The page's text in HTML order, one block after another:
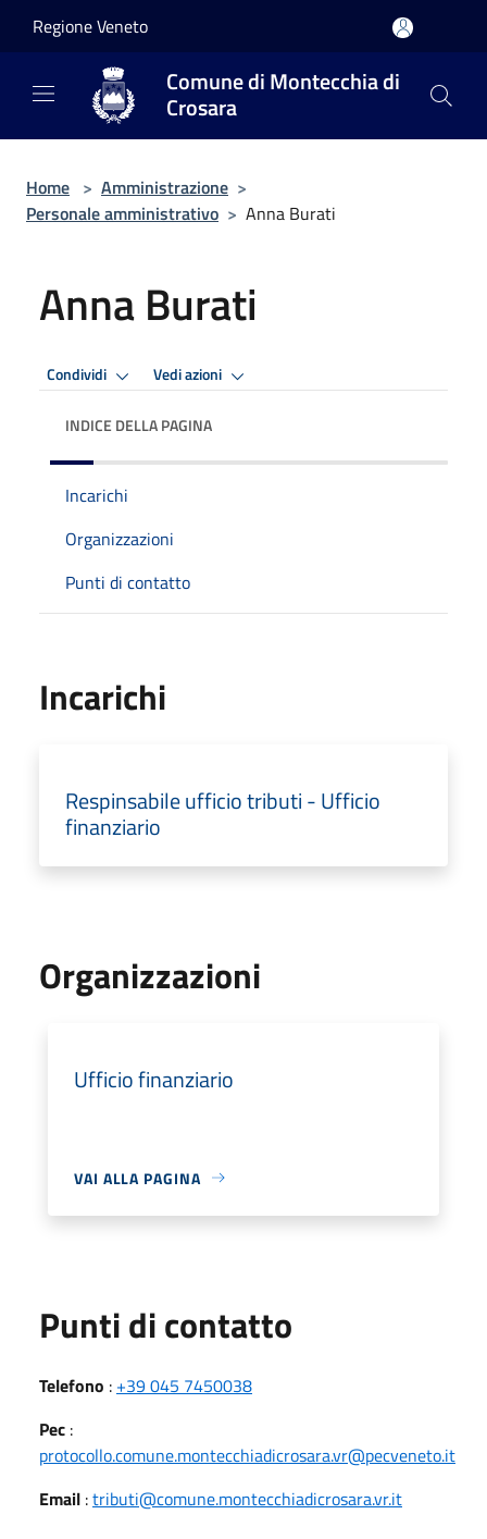
Regione Veneto
Comune di Montecchia di
Crosara
Home > Amministrazione >
Personale amministrativo > Anna Burati
Anna Burati
Condividi Vedi azioni
INDICE DELLA PAGINA
Incarichi
Organizzazioni
Punti di contatto
Incarichi
Respinsabile ufficio tributi - Ufficio
finanziario
Organizzazioni
Ufficio finanziario
VAI ALLA PAGINA
Punti di contatto
Telefono : +39 045 7450038
Pec :
protocollo.comune.montecchiadicrosara.vr@pecveneto.it
Email :tributi@comune.montecchiadicrosara.vr.it